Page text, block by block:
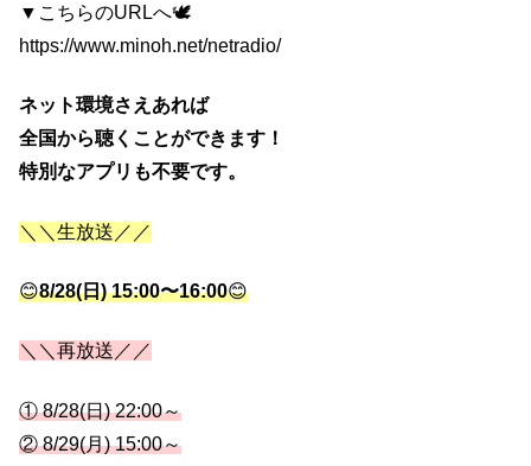
▼こちらのURLへ🕊
https://www.minoh.net/netradio/
ネット環境さえあれば
全国から聴くことができます！
特別なアプリも不要です。
＼＼生放送／／
😊8/28(日) 15:00〜16:00😊
＼＼再放送／／
① 8/28(日) 22:00～
② 8/29(月) 15:00～